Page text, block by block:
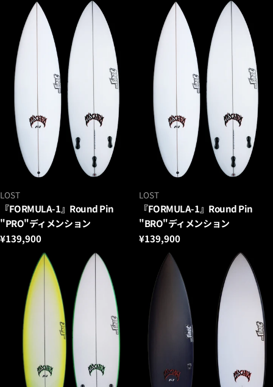
ベ
ン
ダ
ー：
LOST
『FORMULA-1』Round Pin
"PRO"ディメンション
通
¥139,900
ベ
ン
ダ
ー：
LOST
『FORMULA-1』Round Pin
"BRO"ディメンション
通
¥139,900